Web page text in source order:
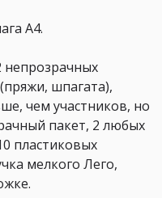
А4.
шпагата),
чем участников, но
пакет, 2 любых
пластиковых
мелкого Лего,